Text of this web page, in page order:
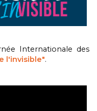
Internationale des
l'invisible".